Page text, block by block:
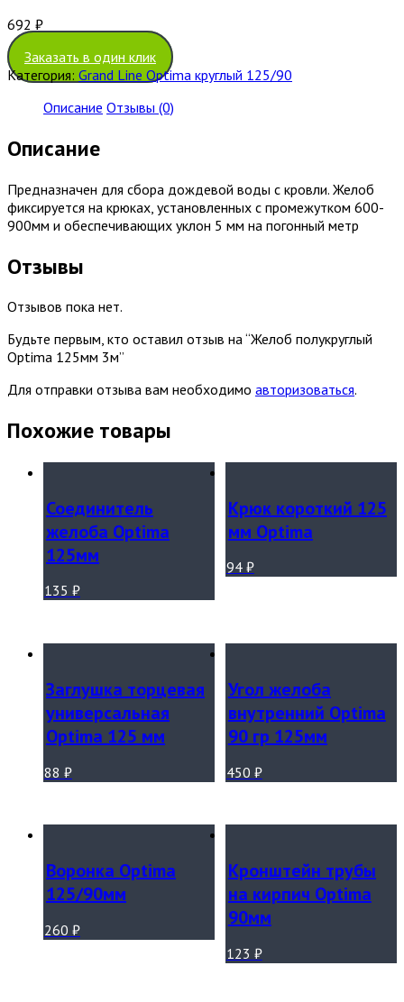
692 ₽
Заказать в один клик
Категория: Grand Line Optima круглый 125/90
Описание Отзывы (0)
Описание
Предназначен для сбора дождевой воды с кровли. Желоб
фиксируется на крюках, установленных с промежутком 600-
900мм и обеспечивающих уклон 5 мм на погонный метр
Отзывы
Отзывов пока нет.
Будьте первым, кто оставил отзыв на “Желоб полукруглый
Optima 125мм 3м”
Для отправки отзыва вам необходимо авторизоваться.
Похожие товары
Соединитель
желоба Optima
125мм
135 ₽
Крюк короткий 125
мм Optima
94 ₽
Заглушка торцевая
универсальная
Optima 125 мм
88 ₽
Угол желоба
внутренний Optima
90 гр 125мм
450 ₽
Воронка Optima
125/90мм
260 ₽
Кронштейн трубы
на кирпич Optima
90мм
123 ₽